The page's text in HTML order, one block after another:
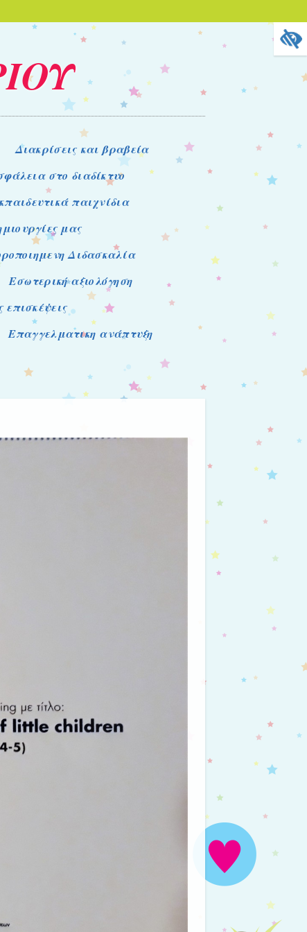
Διακρίσεις και βραβεία
στο διαδίκτυο
παιχνίδια
μας
Διδασκαλία
Εσωτερική αξιολόγηση
Επαγγελματικη ανάπτυξη